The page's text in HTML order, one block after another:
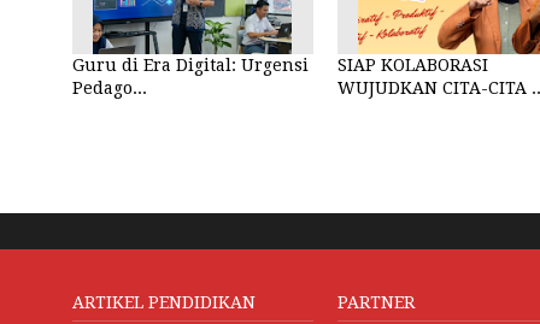
Guru di Era Digital: Urgensi
Pedago...
SIAP KOLABORASI
WUJUDKAN CITA-CITA
ARTIKEL PENDIDIKAN PARTNER